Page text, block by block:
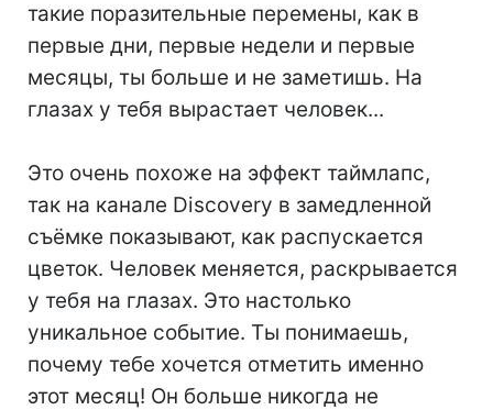
такие поразительные перемены, как в
первые дни, первые недели и первые
месяцы, ты больше и не заметишь. На
глазах у тебя вырастает человек...
Это очень похоже на эффект таймлапс,
так на канале Discovery в замедленной
съёмке показывают, как распускается
цветок. Человек меняется, раскрывается
у тебя на глазах. Это настолько
уникальное событие. Ты понимаешь,
почему тебе хочется отметить именно
этот месяц! Он больше никогда не